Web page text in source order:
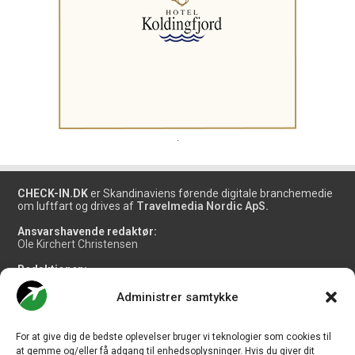
Administrer samtykke
For at give dig de bedste oplevelser bruger vi teknologier som cookies til
at gemme og/eller få adgang til enhedsoplysninger. Hvis du giver dit
.
CHECK-IN.DK er Skandinaviens førende digitale branchemedie
om luftfart og drives af Travelmedia Nordic ApS.
Ansvarshavende redaktør:
Ole Kirchert Christensen
Redaktionen:
Christian Granhøj Skouboe
Henrik Baumgarten
Danny Longhi Andreasen
Salg og jobannoncer: